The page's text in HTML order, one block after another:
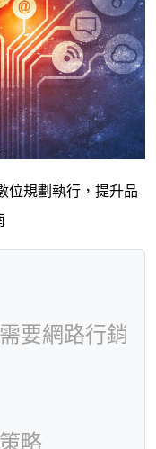
位規劃執行，提升品
要網路行銷
略